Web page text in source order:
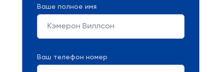
Ваше полное имя
Ваш телефон номер